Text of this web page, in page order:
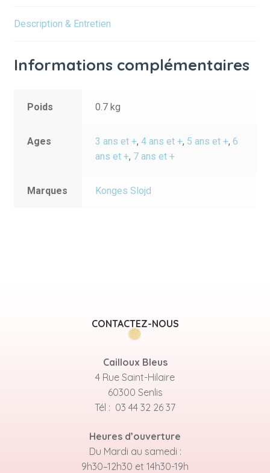
Description & Entretien
Informations complémentaires
Poids 0.7 kg
Ages 3 ans et +,4 ans et +, 5 ans et +,6
ans et +, 7 ans et +
Marques Konges Slojd
CONTACTEZ-NOUS
Cailloux Bleus
4 Rue Saint-Hilaire
60300 Senlis
Tél : 03 44 32 26 37
Heures d’ouverture
Du Mardi au samedi :
9h30–12h30 et 14h30-19h